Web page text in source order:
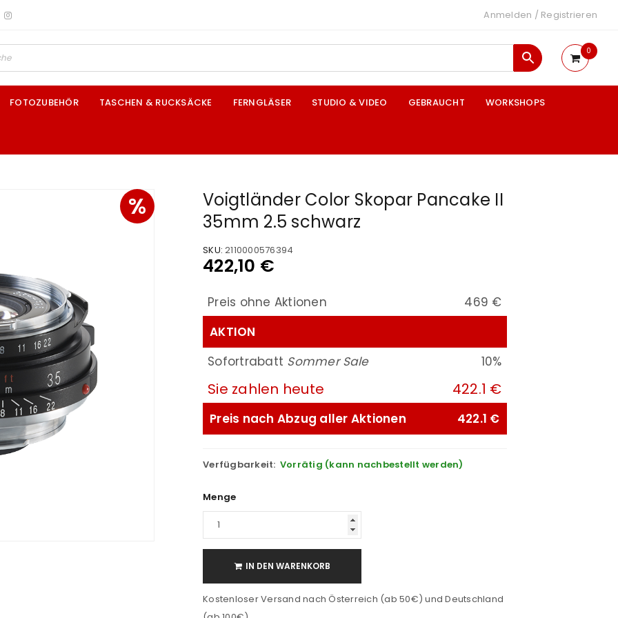
Anmelden / Registrieren
0
FOTOZUBEHÖR TASCHEN & RUCKSÄCKE FERNGLÄSER STUDIO & VIDEO GEBRAUCHT WORKSHOPS
%
Voigtländer Color Skopar Pancake II
35mm 2.5 schwarz
SKU: 2110000576394
422,10 €
Preis ohne Aktionen
469 €
AKTION
Sofortrabatt Sommer Sale 10%
Sie zahlen heute 422.1 €
Preis nach Abzug aller Aktionen 422.1 €
Verfügbarkeit: Vorrätig (kann nachbestellt werden)
Menge
IN DEN WARENKORB
Kostenloser Versand nach Österreich (ab 50€) und Deutschland